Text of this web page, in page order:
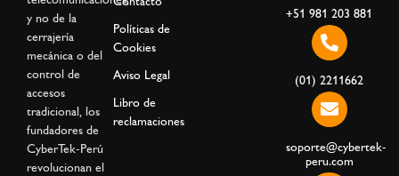
y no de la
cerrajería
mecánica o del
control de
accesos
tradicional, los
fundadores de
CyberTek-Perú
revolucionan el
Políticas de
Cookies
Aviso Legal
Libro de
reclamaciones
+51 981 203 881
(01) 2211662
soporte@cybertek-
peru.com